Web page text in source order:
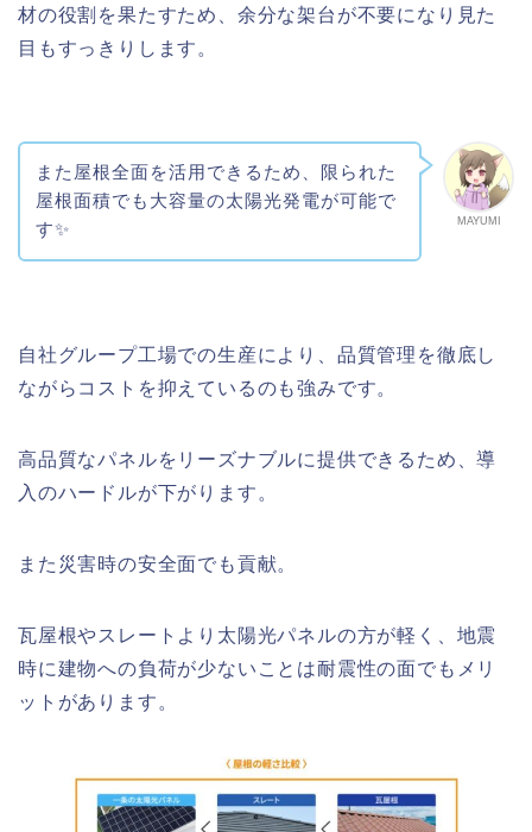
材の役割を果たすため、余分な架台が不要になり見た
目もすっきりします。
MAYUMI
また屋根全面を活用できるため、限られた
屋根面積でも大容量の太陽光発電が可能で
す✨
自社グループ工場での生産により、品質管理を徹底し
ながらコストを抑えているのも強みです。
高品質なパネルをリーズナブルに提供できるため、導
入のハードルが下がります。
また災害時の安全面でも貢献。
瓦屋根やスレートより太陽光パネルの方が軽く、地震
時に建物への負荷が少ないことは耐震性の面でもメリ
ットがあります。